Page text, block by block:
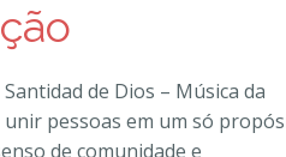
de Dios – Música da
unir pessoas em um só
de comunidade e